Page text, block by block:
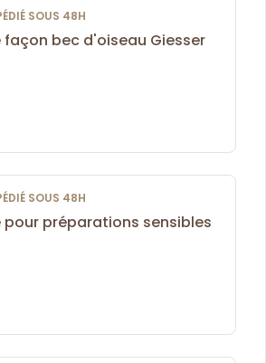
SOUS 48H
bec d'oiseau Giesser
SOUS 48H
préparations sensibles